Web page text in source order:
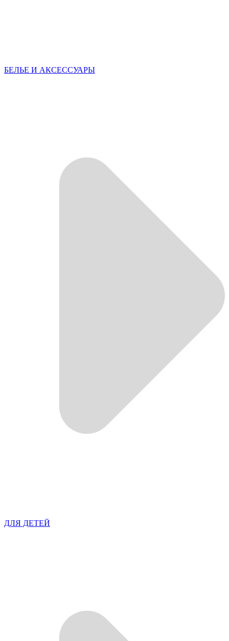
БЕЛЬЕ И АКСЕССУАРЫ
ДЛЯ ДЕТЕЙ